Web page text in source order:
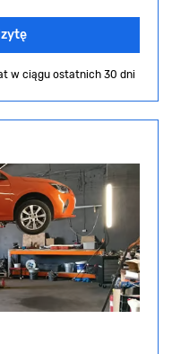
w ciągu ostatnich 30 dni